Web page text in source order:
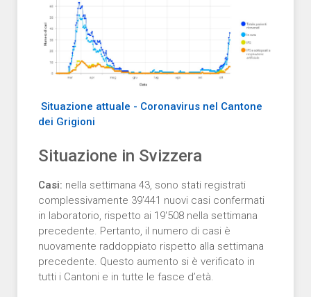
Situazione attuale - Coronavirus nel Cantone
dei Grigioni
Situazione in Svizzera
Casi: nella settimana 43, sono stati registrati
complessivamente 39'441 nuovi casi confermati
in laboratorio, rispetto ai 19'508 nella settimana
precedente. Pertanto, il numero di casi è
nuovamente raddoppiato rispetto alla settimana
precedente. Questo aumento si è verificato in
tutti i Cantoni e in tutte le fasce d’età.